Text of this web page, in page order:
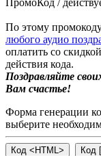
По этому
любого аудио
оплатить со
действия кода.
Поздравляйте
Вам счастье!
Форма генерации
выберите